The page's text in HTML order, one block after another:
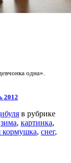
одна».
2012
в рубрике
зима, картинка,
кормушка, снег,